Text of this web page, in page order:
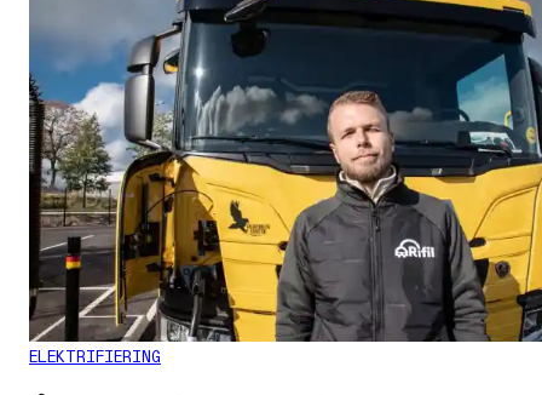
ELEKTRIFIERING